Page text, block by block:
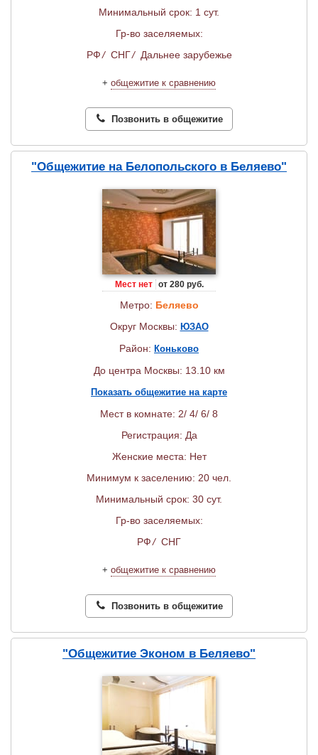
Минимальный срок: 1 сут.
Гр-во заселяемых:
РФ/ СНГ/ Дальнее зарубежье
+ общежитие к сравнению
Позвонить в общежитие
"Общежитие на Белопольского в Беляево"
Мест нет от 280 руб.
Метро: Беляево
Округ Москвы: ЮЗАО
Район: Коньково
До центра Москвы: 13.10 км
Показать общежитие на карте
Мест в комнате: 2/ 4/ 6/ 8
Регистрация: Да
Женские места: Нет
Минимум к заселению: 20 чел.
Минимальный срок: 30 сут.
Гр-во заселяемых:
РФ/ СНГ
+ общежитие к сравнению
Позвонить в общежитие
"Общежитие Эконом в Беляево"